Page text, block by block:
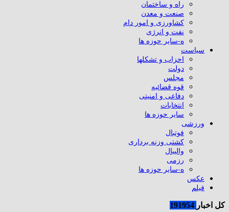
راه و ساختمان
صنعت و معدن
کشاورزی و امور دام
نفت و انرژی
ه-سایر حوزه ها
سیاست
احزاب و تشکلها
دولت
مجلس
قوه قضائیه
دفاعی و امنیتی
انتخابات
سایر حوزه ها
ورزشی
فوتبال
کشتی وزنه برداری
والیبال
رزمی
ه-سایر حوزه ها
عکس
فیلم
کل اخبار